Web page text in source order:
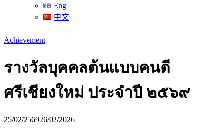
Eng
中文
Achievement
รางวัลบุคคลต้นแบบคนดี
ศรีเชียงใหม่ ประจำปี ๒๕๖๙
25/02/256926/02/2026